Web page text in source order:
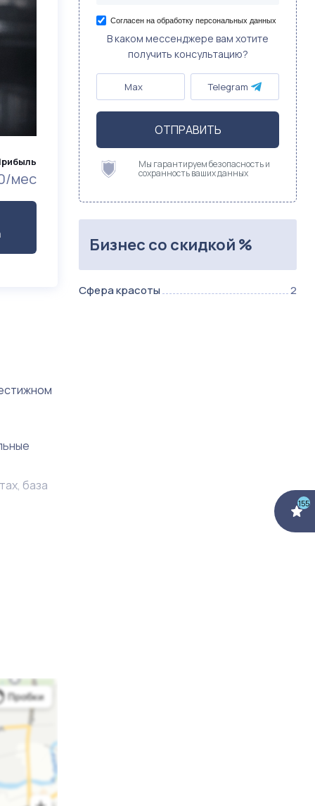
мес
база
Согласен на обработку персональных данных
В каком мессенджере вам хотите
получить консультацию?
Max Telegram
ОТПРАВИТЬ
Мы гарантируем безопасность и
сохранность ваших данных
Бизнес со скидкой %
Сфера красоты 2
155